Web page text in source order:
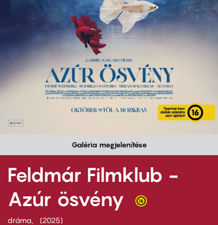
Galéria megjelenítése
Feldmár Filmklub -
Azúr ösvény
dráma
2025